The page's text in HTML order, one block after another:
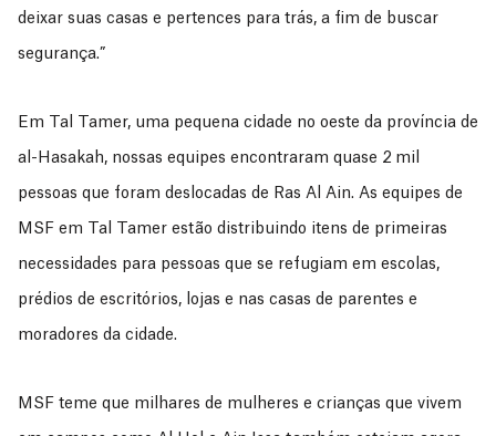
deixar suas casas e pertences para trás, a fim de buscar
segurança.”
Em Tal Tamer, uma pequena cidade no oeste da província de
al-Hasakah, nossas equipes encontraram quase 2 mil
pessoas que foram deslocadas de Ras Al Ain. As equipes de
MSF em Tal Tamer estão distribuindo itens de primeiras
necessidades para pessoas que se refugiam em escolas,
prédios de escritórios, lojas e nas casas de parentes e
moradores da cidade.
MSF teme que milhares de mulheres e crianças que vivem